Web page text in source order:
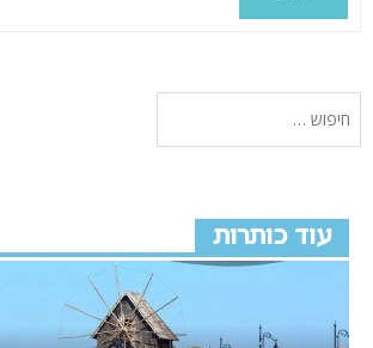
עוד כותרות